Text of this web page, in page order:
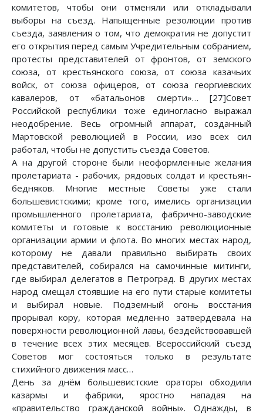
комитетов, чтобы они отменяли или откладывали
выборы на съезд. Напыщенные резолюции против
съезда, заявления о том, что демократия не допустит
его открытия перед самым Учредительным собранием,
протесты представителей от фронтов, от земского
союза, от крестьянского союза, от союза казачьих
войск, от союза офицеров, от союза георгиевских
кавалеров, от «батальонов смерти»… [27]Совет
Российской республики тоже единогласно выражал
неодобрение. Весь огромный аппарат, созданный
Мартовской революцией в России, изо всех сил
работал, чтобы не допустить съезда Советов.
А на другой стороне были неоформленные желания
пролетариата - рабочих, рядовых солдат и крестьян-
бедняков. Многие местные Советы уже стали
большевистскими; кроме того, имелись организации
промышленного пролетариата, фабрично-заводские
комитеты и готовые к восстанию революционные
организации армии и флота. Во многих местах народ,
которому не давали правильно выбирать своих
представителей, собирался на самочинные митинги,
где выбирал делегатов в Петроград. В других местах
народ смещал стоявшие на его пути старые комитеты
и выбирал новые. Подземный огонь восстания
прорывал кору, которая медленно затвердевала на
поверхности революционной лавы, бездействовавшей
в течение всех этих месяцев. Всероссийский съезд
Советов мог состояться только в результате
стихийного движения масс…
День за днём большевистские ораторы обходили
казармы и фабрики, яростно нападая на
«правительство гражданской войны». Однажды, в